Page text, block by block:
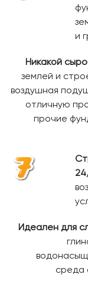
и
Никакой
землей и
воздушная
отличную
прочие
Идеален для
среда